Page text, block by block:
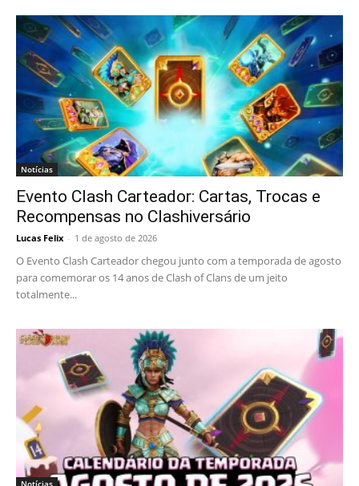
Notícias
Evento Clash Carteador: Cartas, Trocas e
Recompensas no Clashiversário
Lucas Felix - 1 de agosto de 2026
O Evento Clash Carteador chegou junto com a temporada de agosto
para comemorar os 14 anos de Clash of Clans de um jeito
totalmente...
Notícias